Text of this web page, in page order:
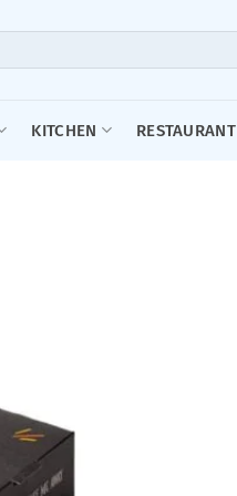
KITCHEN RESTAURANT